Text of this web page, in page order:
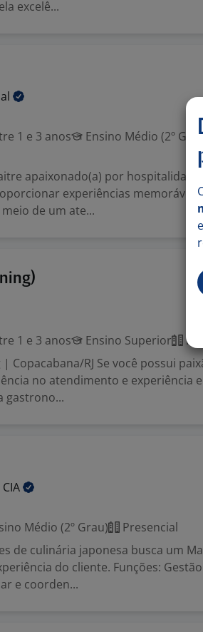
excelê...
1 e 3 anos
Ensino Médio (2º
apaixonado(a) por hospitalidade,
experiências memoráveis
de um ate...
1 e 3 anos Ensino Superior
Copacabana/RJ Se você possui
no atendimento e experiência
gastrono...
CIA
Médio (2º Grau)
Presencial
de culinária japonesa busca um
do cliente. Funções:
e coorden...